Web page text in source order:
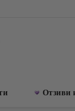
Отзиви